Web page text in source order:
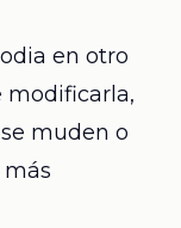
en otro
modificarla,
muden o